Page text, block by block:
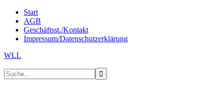
Start
AGB
Geschäftsst./Kontakt
Impressum/Datenschutzerklärung
WLL